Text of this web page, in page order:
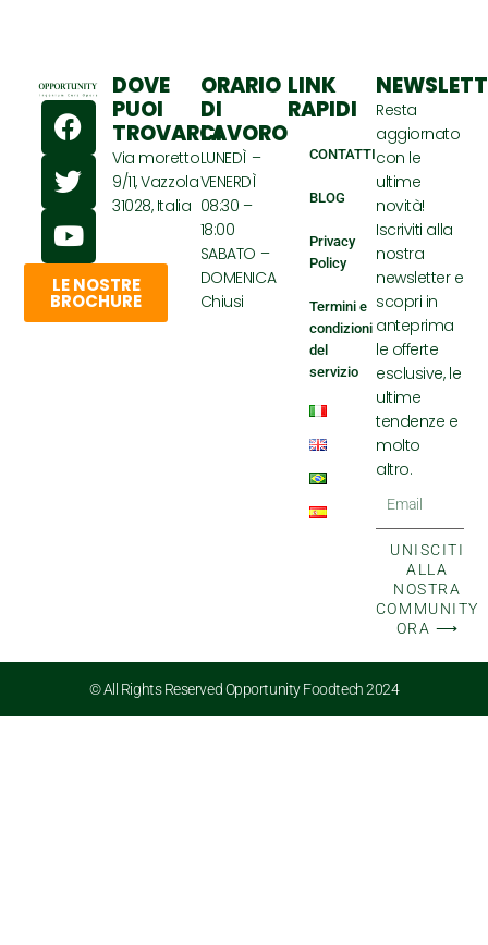
F
a
c
e
b
o
o
k
T
w
i
t
t
e
r
Y
o
u
t
u
b
e
LE NOSTRE
BROCHURE
DOVE
PUOI
TROVARCI
Via moretto
9/11, Vazzola
31028, Italia
ORARIO
DI
LAVORO
LUNEDÌ –
VENERDÌ
08:30 –
18:00
SABATO –
DOMENICA
Chiusi
LINK
RAPIDI
CONTATTI
BLOG
Privacy
Policy
Termini e
condizioni
del
servizio
Resta
aggiornato
con le
ultime
novità!
Iscriviti alla
nostra
newsletter e
scopri in
anteprima
le offerte
esclusive, le
ultime
tendenze e
molto
altro.
UNISCITI
ALLA
NOSTRA
COMMUNITY
ORA ⟶
© All Rights Reserved Opportunity Foodtech 2024